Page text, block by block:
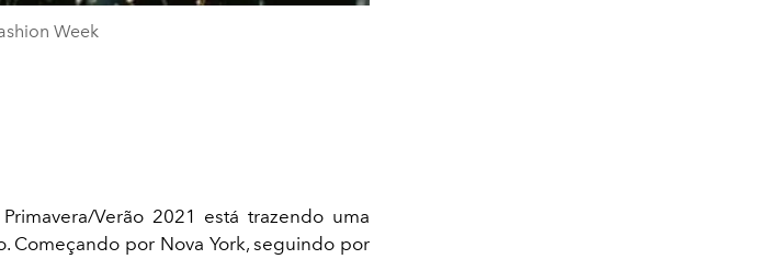
Week
Verão 2021 está trazendo uma
Começando por Nova York, seguindo por